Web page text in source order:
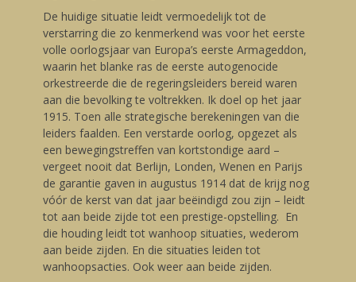
De huidige situatie leidt vermoedelijk tot de
verstarring die zo kenmerkend was voor het eerste
volle oorlogsjaar van Europa’s eerste Armageddon,
waarin het blanke ras de eerste autogenocide
orkestreerde die de regeringsleiders bereid waren
aan die bevolking te voltrekken. Ik doel op het jaar
1915. Toen alle strategische berekeningen van die
leiders faalden. Een verstarde oorlog, opgezet als
een bewegingstreffen van kortstondige aard –
vergeet nooit dat Berlijn, Londen, Wenen en Parijs
de garantie gaven in augustus 1914 dat de krijg nog
vóór de kerst van dat jaar beëindigd zou zijn – leidt
tot aan beide zijde tot een prestige-opstelling. En
die houding leidt tot wanhoop situaties, wederom
aan beide zijden. En die situaties leiden tot
wanhoopsacties. Ook weer aan beide zijden.